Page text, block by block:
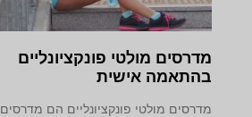
מדרסים מולטי פונקציונליים
בהתאמה אישית
מדרסים מולטי פונקציונליים הם מדרסים